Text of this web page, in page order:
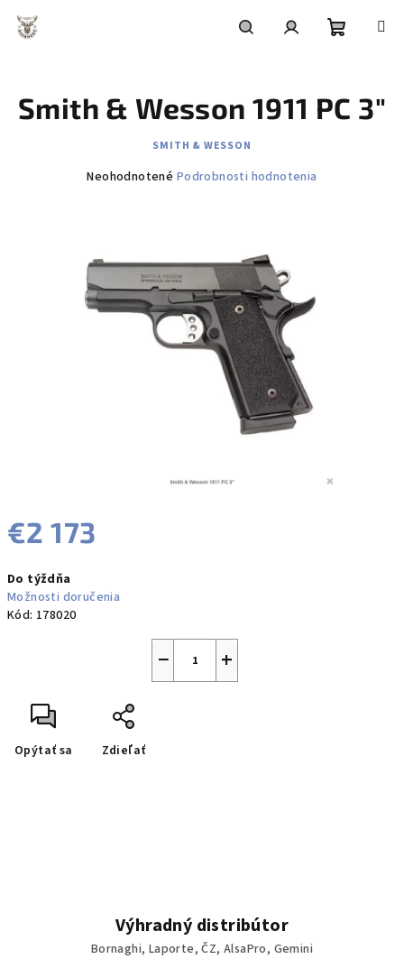
obsah
košík
€2 173
cena:
Do týždňa
Možnosti doručenia
Kód: 178020
+
−
Opýtať sa Zdieľať
Smith & Wesson 1911 PC 3"
SMITH & WESSON
Priemerné
z
5
hviezdičiek.
Neohodnotené Podrobnosti hodnotenia
Výhradný distribútor
Bornaghi, Laporte, ČZ, AlsaPro, Gemini